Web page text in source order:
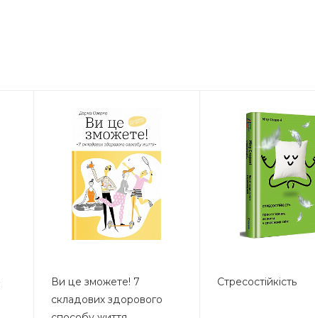
Ви це зможете! 7
складових здорового
Стресостійкість